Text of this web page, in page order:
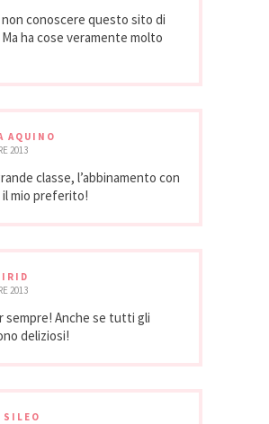
conoscere questo sito di
ha cose veramente molto
AQUINO
2013
classe, l’abbinamento con
il mio preferito!
2013
sempre! Anche se tutti gli
deliziosi!
SILEO